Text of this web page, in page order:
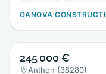
GANOVA
245 000 €
Anthon (38280)